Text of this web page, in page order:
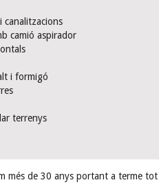
canalitzacions
camió aspirador
i formigó
terrenys
més de 30 anys portant a terme